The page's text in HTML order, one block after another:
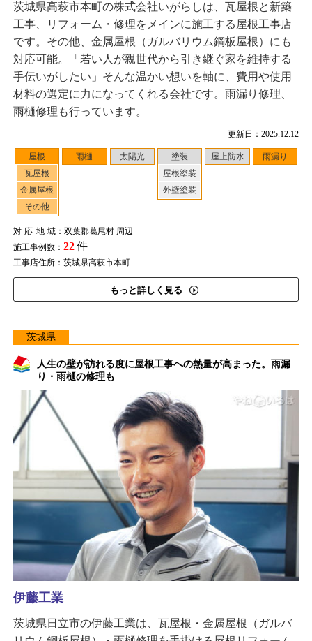
更新日：2025.12.12
屋根
瓦屋根
金属屋根
その他
雨樋 太陽光
塗装
屋根塗装
外壁塗装
屋上防水 雨漏り
対応地域：双葉郡葛尾村 周辺
施工事例数： 22件
工事店住所：茨城県高萩市本町
もっと詳しく見る
茨城県高萩市本町の株式会社いがらしは、瓦屋根と新築
工事、リフォーム・修理をメインに施工する屋根工事店
です。その他、金属屋根（ガルバリウム鋼板屋根）にも
対応可能。「若い人が親世代から引き継ぐ家を維持する
手伝いがしたい」そんな温かい想いを軸に、費用や使用
材料の選定に力になってくれる会社です。雨漏り修理、
雨樋修理も行っています。
茨城県
人生の壁が訪れる度に屋根工事への熱量が高まった。雨漏
り・雨樋の修理も
伊藤工業
茨城県日立市の伊藤工業は、瓦屋根・金属屋根（ガルバ